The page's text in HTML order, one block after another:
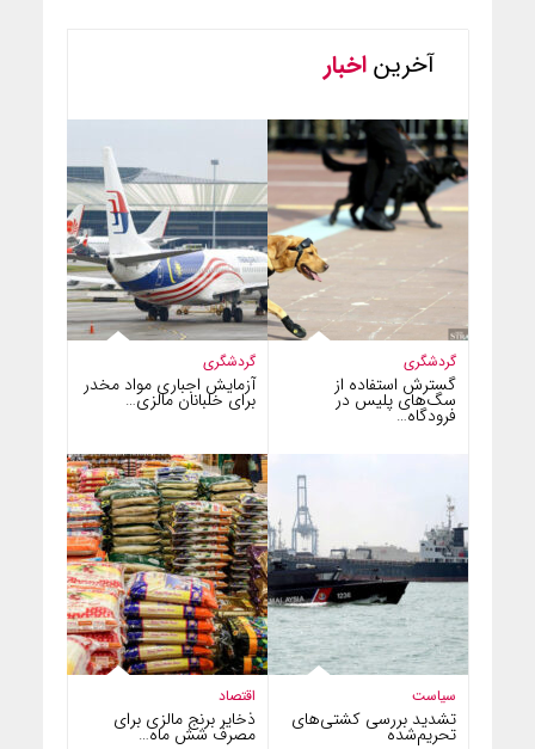
آخریناخبار
گردشگری
آزمایش اجباری مواد مخدر
برای خلبانان مالزی…
گردشگری
گسترش استفاده از
سگ‌های پلیس در
فرودگاه…
اقتصاد
ذخایر برنج مالزی برای
مصرف شش ماه…
سیاست
تشدید بررسی کشتی‌های
تحریم‌شده